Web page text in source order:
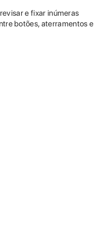
e fixar inúmeras
botões, aterramentos e